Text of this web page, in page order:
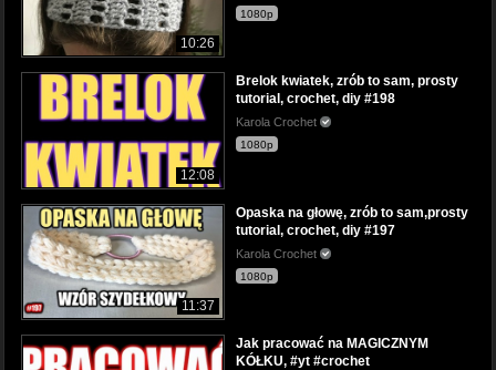
10:26
1080p
12:08
Brelok kwiatek, zrób to sam, prosty
tutorial, crochet, diy #198
Karola Crochet
1080p
11:37
Opaska na głowę, zrób to sam,prosty
tutorial, crochet, diy #197
Karola Crochet
1080p
Jak pracować na MAGICZNYM
KÓŁKU, #yt #crochet